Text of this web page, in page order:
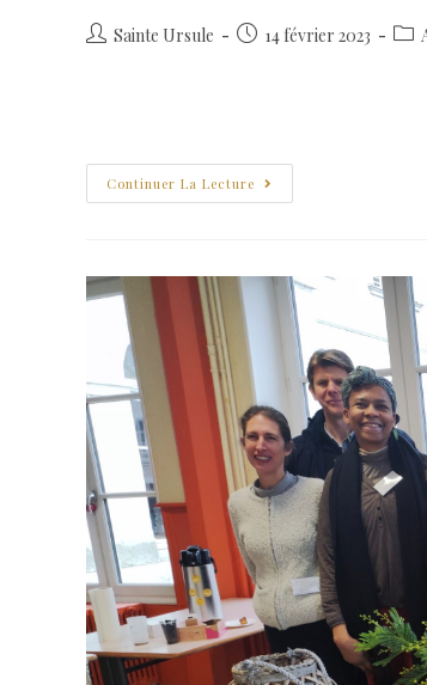
Sainte Ursule 14 février 2023
Continuer La Lecture